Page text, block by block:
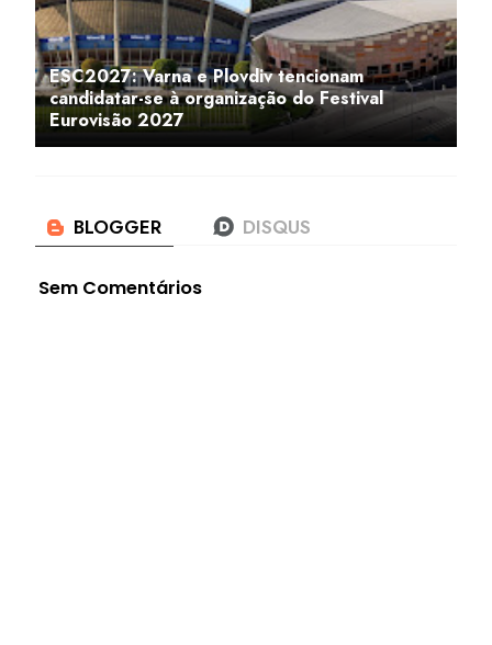
ESC2027: Varna e Plovdiv tencionam
candidatar-se à organização do Festival
Eurovisão 2027
Sem Comentários